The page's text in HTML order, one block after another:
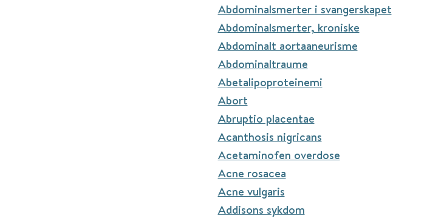
Abdominalsmerter i svangerskapet
Abdominalsmerter, kroniske
Abdominalt aortaaneurisme
Abdominaltraume
Abetalipoproteinemi
Abort
Abruptio placentae
Acanthosis nigricans
Acetaminofen overdose
Acne rosacea
Acne vulgaris
Addisons sykdom